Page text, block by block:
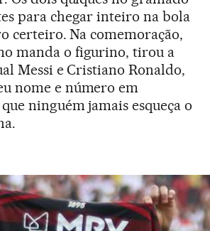
para chegar inteiro na bola
certeiro. Na comemoração,
manda o figurino, tirou a
Messi e Cristiano Ronaldo,
nome e número em
ninguém jamais esqueça o